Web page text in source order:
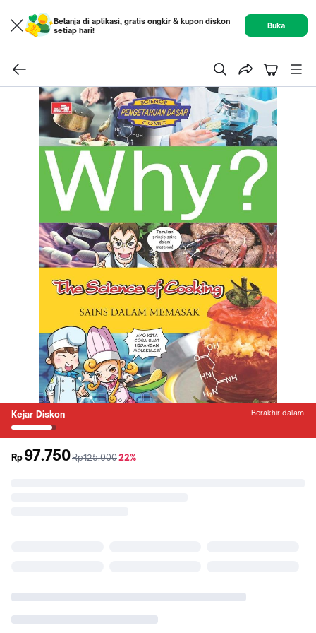
Belanja di aplikasi, gratis ongkir & kupon diskon
setiap hari!
Buka
Kejar Diskon Berakhir dalam
Rp 97.750sebelum
Rp125.000diskon
22%